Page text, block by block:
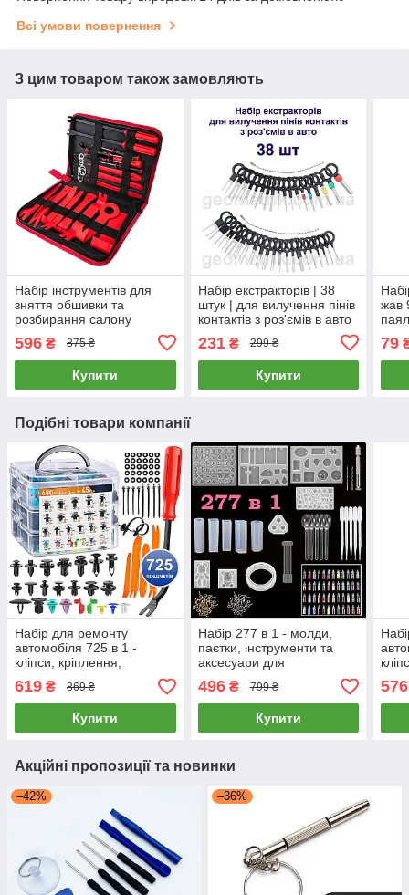
Всі умови повернення
З цим товаром також замовляють
Набір інструментів для
зняття обшивки та
розбирання салону
автомобіля 25 предметів -
RED
596 ₴ 875 ₴
Купити
Набір екстракторів | 38
штук | для вилучення пінів
контактів з роз'ємів в авто
231₴ 299 ₴
Купити
жав
79
Подібні товари компанії
Набір для ремонту
автомобіля 725 в 1 -
кліпси, кріплення,
фіксатори, інструмент,
стяжки, прокладки
619 ₴ 869 ₴
Купити
Набір 277 в 1 - молди,
паєтки, інструменти та
аксесуари для
виготовлення прикрас з
епоксидної смоли
496₴ 799 ₴
Купити
576
Акційні пропозиції та новинки
–42% –36%